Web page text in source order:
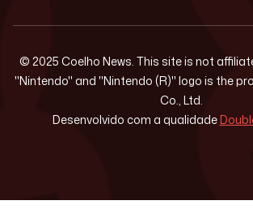
© 2025 Coelho News. This site is not
"Nintendo" and "Nintendo (R)" logo is the
Co., Ltd.
Desenvolvido com a qualidade